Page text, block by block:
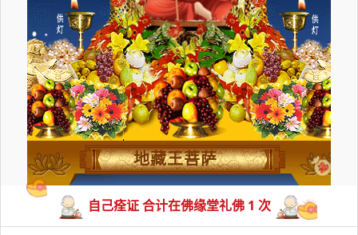
地藏王菩萨
自己痊证 合计在佛缘堂礼佛 1 次